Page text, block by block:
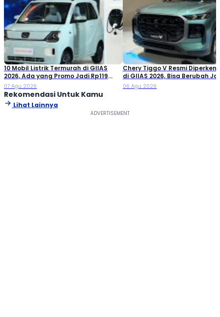
10 Mobil Listrik Termurah di GIIAS
2026, Ada yang Promo Jadi Rp119
Jutaan!
07 Agu 2026
Chery Tiggo V Resmi
di GIIAS 2026, Bisa Berubah
Double Cabin
06 Agu 2026
Rekomendasi Untuk Kamu
Lihat Lainnya